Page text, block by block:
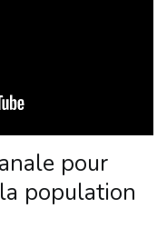
pour
population